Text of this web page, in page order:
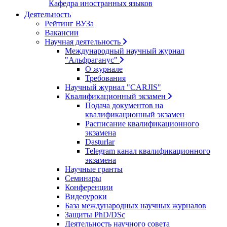
Кафедра иностранных языков
Деятельность
Рейтинг ВУЗа
Вакансии
Научная деятельность
Международный научный журнал
"Альфраганус"
О журнале
Требования
Научный журнал "CARJIS"
Квалификационный экзамен
Подача документов на
квалификационный экзамен
Расписание квалификационного
экзамена
Dasturlar
Telegram канал квалификационного
экзамена
Научные гранты
Семинары
Конференции
Видеоуроки
База международных научных журналов
Защиты PhD/DSc
Деятельность научного совета